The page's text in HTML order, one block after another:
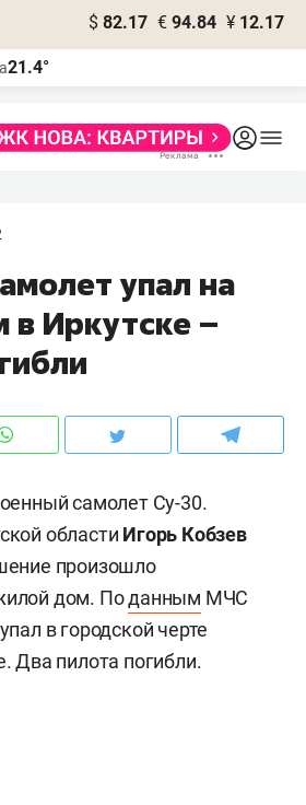
$ 82.17 € 94.84 ¥ 12.17
21.4°
упал на
Иркутске –
самолет Су-30.
области Игорь Кобзев
произошло
дом. Поданным МЧС
в городской черте
Два пилота погибли.